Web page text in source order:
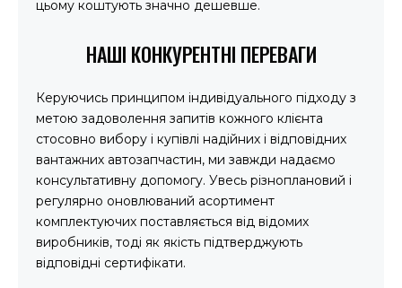
цьому коштують значно дешевше.
НАШІ КОНКУРЕНТНІ ПЕРЕВАГИ
Керуючись принципом індивідуального підходу з
метою задоволення запитів кожного клієнта
стосовно вибору і купівлі надійних і відповідних
вантажних автозапчастин, ми завжди надаємо
консультативну допомогу. Увесь різноплановий і
регулярно оновлюваний асортимент
комплектуючих поставляється від відомих
виробників, тоді як якість підтверджують
відповідні сертифікати.